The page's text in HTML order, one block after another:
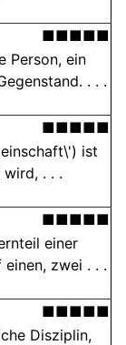
■■■■■
Person, ein
. . .
■■■■■
ist
. . .
■■■■■
einer
zwei . . .
■■■■■
Disziplin,